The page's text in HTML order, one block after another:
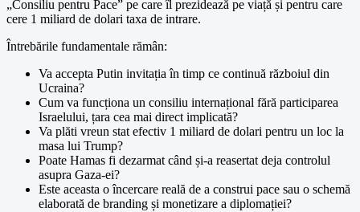
„Consiliu pentru Pace” pe care îl prezidează pe viață și pentru care
cere 1 miliard de dolari taxa de intrare.
Întrebările fundamentale rămân:
Va accepta Putin invitația în timp ce continuă războiul din
Ucraina?
Cum va funcționa un consiliu internațional fără participarea
Israelului, țara cea mai direct implicată?
Va plăti vreun stat efectiv 1 miliard de dolari pentru un loc la
masa lui Trump?
Poate Hamas fi dezarmat când și-a reasertat deja controlul
asupra Gaza-ei?
Este aceasta o încercare reală de a construi pace sau o schemă
elaborată de branding și monetizare a diplomației?